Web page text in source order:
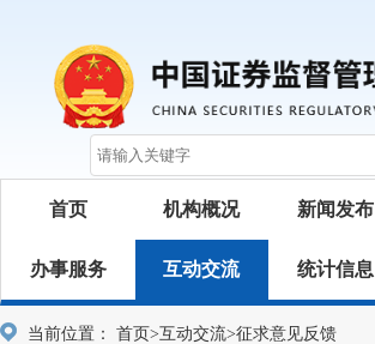
首页 机构概况 新闻发布
办事服务 互动交流 统计信息
当前位置： 首页>互动交流>征求意见反馈